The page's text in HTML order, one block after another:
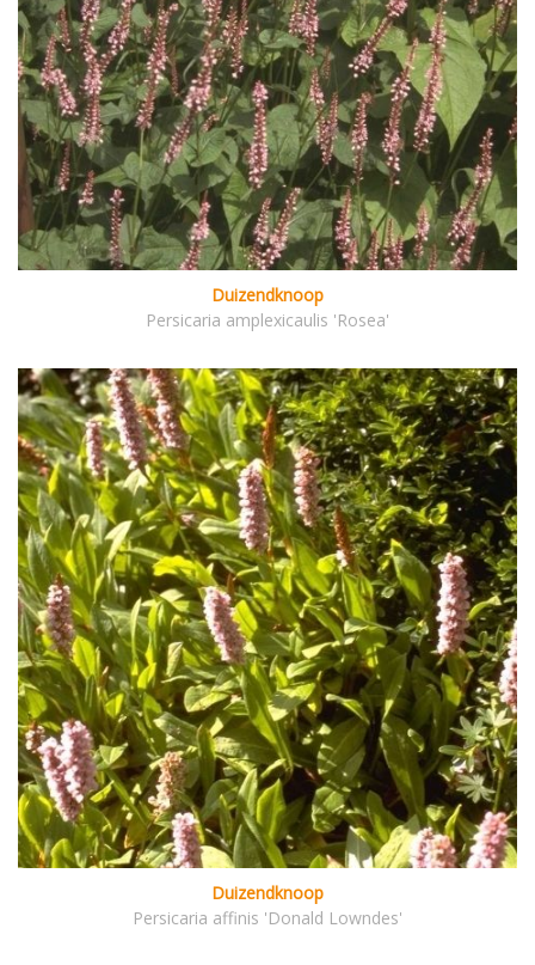
Duizendknoop
Persicaria amplexicaulis 'Rosea'
Duizendknoop
Persicaria affinis 'Donald Lowndes'